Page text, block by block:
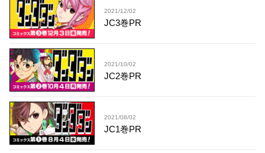
2021/12/02
JC3巻PR
2021/10/02
JC2巻PR
2021/08/02
JC1巻PR